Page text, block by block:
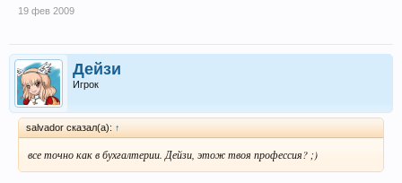
19 фев 2009
Дейзи
Игрок
salvador сказал(а): ↑
все точно как в бухгалтерии. Дейзи, этож твоя профессия? ;)